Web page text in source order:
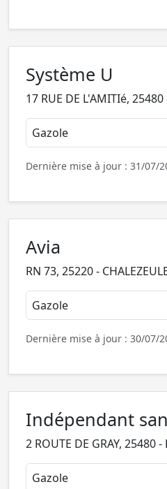
Système U
17 RUE DE L'AMITIé, 25480
Gazole
Dernière mise à jour : 31/07/
Avia
RN 73, 25220 -
Gazole
Dernière mise à jour : 30/07/
Indépendant
2 ROUTE DE GRAY, 25480 -
Gazole